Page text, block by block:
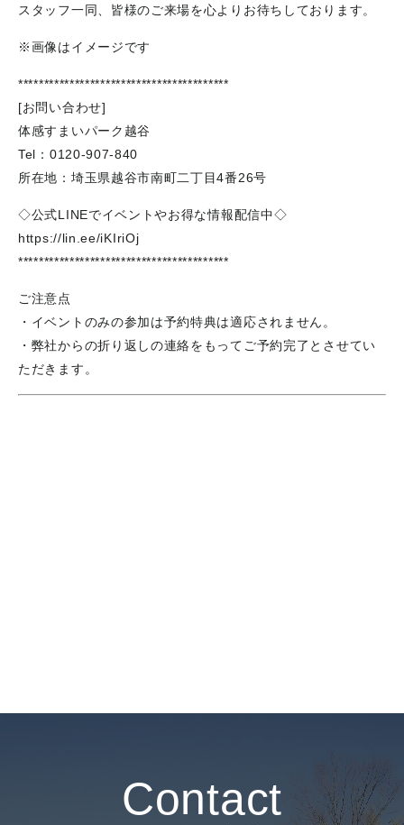
スタッフ一同、皆様のご来場を心よりお待ちしております。
※画像はイメージです
*****************************************
[お問い合わせ]
体感すまいパーク越谷
Tel：0120-907-840
所在地：埼玉県越谷市南町二丁目4番26号
◇公式LINEでイベントやお得な情報配信中◇
https://lin.ee/iKIriOj
*****************************************
ご注意点
・イベントのみの参加は予約特典は適応されません。
・弊社からの折り返しの連絡をもってご予約完了とさせてい
ただきます。
Contact